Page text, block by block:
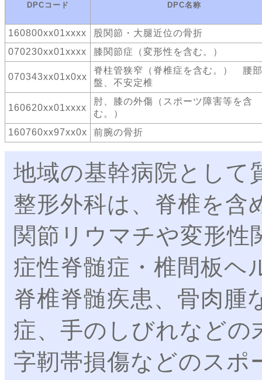
DPCコード DPC名称
160800xx01xxxx
股関節・大腿近位の骨折
070230xx01xxxx
膝関節症（変形性を含む。）
070343xx01x0xx
脊柱管狭窄（脊椎症を含む。） 腰
盤、不安定椎
160620xx01xxxx
肘、膝の外傷（スポーツ障害等を含
む。）
160760xx97xx0x
前腕の骨折
地域の基幹病院として
整形外科は、脊椎を含
関節リウマチや変形性
症性脊髄症・椎間板ヘ
脊椎脊髄疾患、骨肉腫
症、手のしびれなどの
字靭帯損傷などのスポ